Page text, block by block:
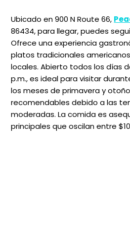
Ubicado en 900 N Route 66,
86434, para llegar, puedes
Ofrece una experiencia
platos tradicionales
locales. Abierto todos los días
p.m., es ideal para visitar
los meses de primavera y
recomendables debido a las
moderadas. La comida es
principales que oscilan entre